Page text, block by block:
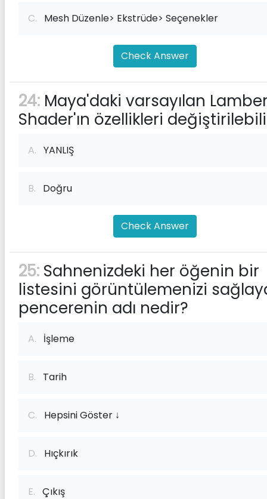
C. Mesh Düzenle> Ekstrüde> Seçenekler
Check Answer
24: Maya'daki varsayılan
Shader'ın özellikleri
A. YANLIŞ
B. Doğru
Check Answer
25: Sahnenizdeki her öğenin bir
listesini görüntülemenizi
pencerenin adı nedir?
A. İşleme
B. Tarih
C. Hepsini Göster ↓
D. Hıçkırık
E. Çıkış